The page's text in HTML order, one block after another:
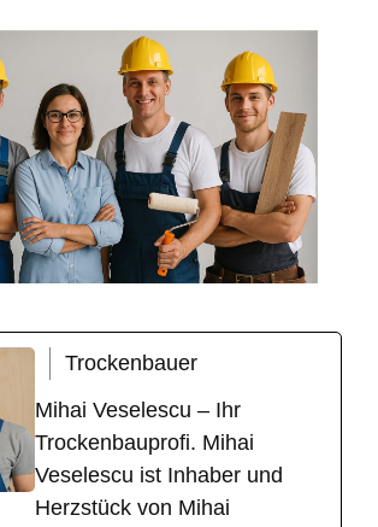
Trockenbauer
Mihai Veselescu – Ihr
Trockenbauprofi. Mihai
Veselescu ist Inhaber und
Herzstück von Mihai